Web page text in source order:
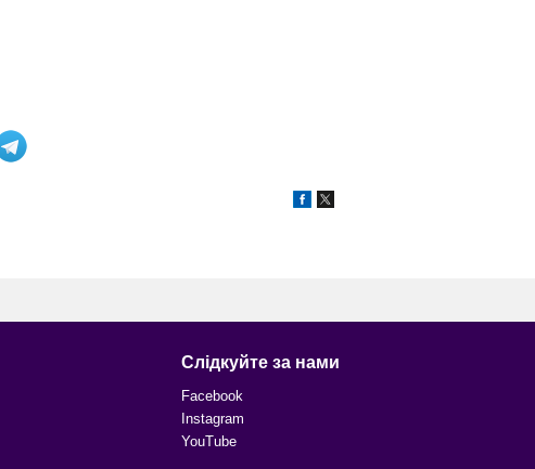
Слідкуйте за нами
Facebook
Instagram
YouTube